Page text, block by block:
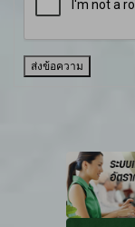
ส่งข้อความ